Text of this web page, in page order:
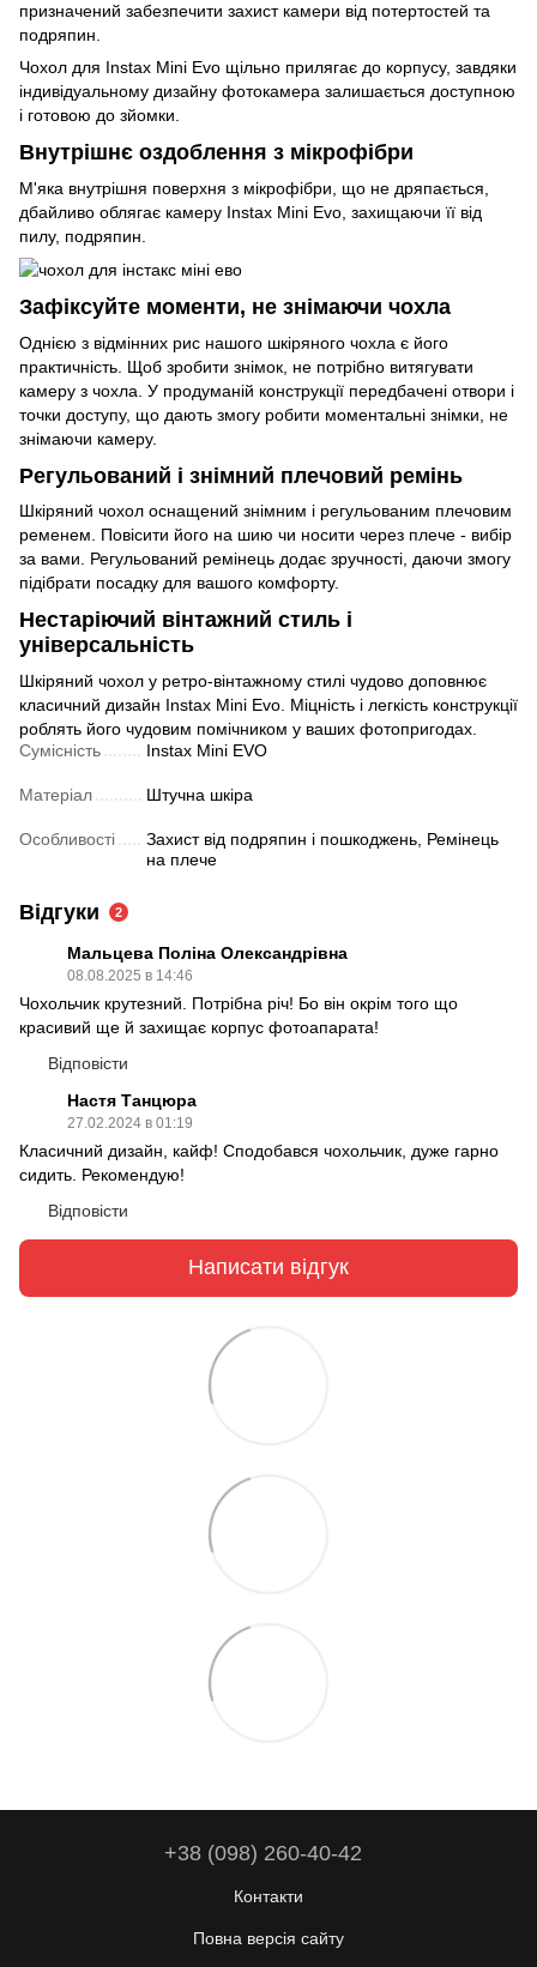
призначений забезпечити захист камери від потертостей та
подряпин.
Чохол для Instax Mini Evo щільно прилягає до корпусу, завдяки
індивідуальному дизайну фотокамера залишається доступною
і готовою до зйомки.
Внутрішнє оздоблення з мікрофібри
М'яка внутрішня поверхня з мікрофібри, що не дряпається,
дбайливо облягає камеру Instax Mini Evo, захищаючи її від
пилу, подряпин.
Зафіксуйте моменти, не знімаючи чохла
Однією з відмінних рис нашого шкіряного чохла є його
практичність. Щоб зробити знімок, не потрібно витягувати
камеру з чохла. У продуманій конструкції передбачені отвори і
точки доступу, що дають змогу робити моментальні знімки, не
знімаючи камеру.
Регульований і знімний плечовий ремінь
Шкіряний чохол оснащений знімним і регульованим плечовим
ременем. Повісити його на шию чи носити через плече - вибір
за вами. Регульований ремінець додає зручності, даючи змогу
підібрати посадку для вашого комфорту.
Нестаріючий вінтажний стиль і
універсальність
Шкіряний чохол у ретро-вінтажному стилі чудово доповнює
класичний дизайн Instax Mini Evo. Міцність і легкість конструкції
роблять його чудовим помічником у ваших фотопригодах.
Сумісність
Instax Mini EVO
Матеріал Штучна шкіра
Особливості
Захист від подряпин і пошкоджень, Ремінець
на плече
Відгуки 2
Мальцева Поліна Олександрівна
08.08.2025 в 14:46
Чохольчик крутезний. Потрібна річ! Бо він окрім того що
красивий ще й захищає корпус фотоапарата!
Відповісти
Настя Танцюра
27.02.2024 в 01:19
Класичний дизайн, кайф! Сподобався чохольчик, дуже гарно
сидить. Рекомендую!
Відповісти
Написати відгук
+38 (098) 260-40-42
Контакти
Повна версія сайту